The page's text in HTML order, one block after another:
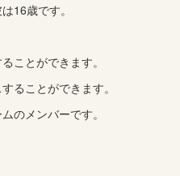
16歳です。
ことができます。
ることができます。
のメンバーです。